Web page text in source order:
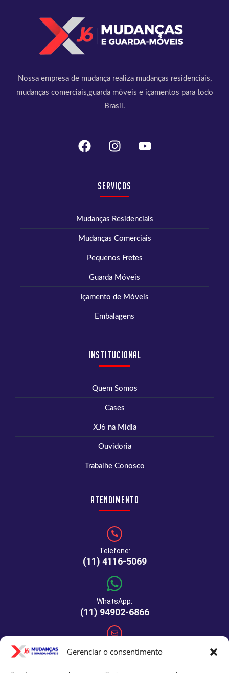
Gerenciar o consentimento
Nossa empresa de mudança realiza mudanças residenciais,
mudanças comerciais,guarda móveis e içamentos para todo
Brasil.
Serviços
Mudanças Residenciais
Mudanças Comerciais
Pequenos Fretes
Guarda Móveis
Içamento de Móveis
Embalagens
Institucional
Quem Somos
Cases
XJ6 na Mídia
Ouvidoria
Trabalhe Conosco
Atendimento
Telefone:
(11) 4116-5069
WhatsApp:
(11) 94902-6866
E-mail: